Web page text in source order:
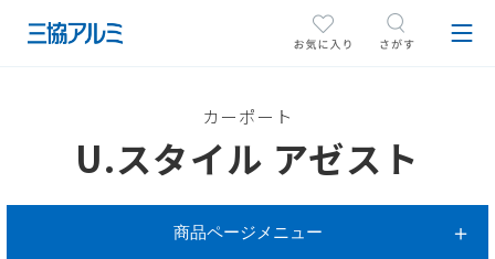
カーポート
U.スタイル アゼスト
商品ページメニュー